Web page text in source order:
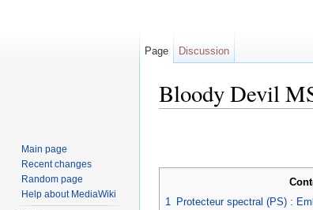
Bloody Devil
1 Protecteur spectral (PS) :
Page Discussion
Main page
Recent changes
Random page
Help about MediaWiki